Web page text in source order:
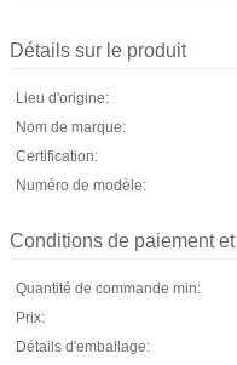
Détails sur le produit
Lieu d'origine:
Nom de marque:
Certification:
Numéro de modèle:
Conditions de paiement
Quantité de commande min:
Prix:
Détails d'emballage: